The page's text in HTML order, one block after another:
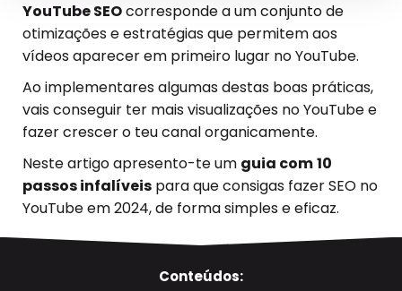
YouTube SEOcorresponde a um conjunto de
otimizações e estratégias que permitem aos
vídeos aparecer em primeiro lugar no YouTube.
Ao implementares algumas destas boas práticas,
vais conseguir ter mais visualizações no YouTube e
fazer crescer o teu canal organicamente.
Neste artigo apresento-te um guia com10
passos infalíveis para que consigas fazer SEO no
YouTube em 2024, de forma simples e eficaz.
Conteúdos: